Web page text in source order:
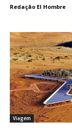
Redação El Hombre -
Viagem